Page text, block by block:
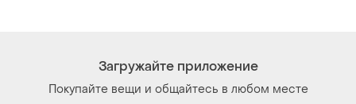
Загружайте приложение
Покупайте вещи и общайтесь в любом месте